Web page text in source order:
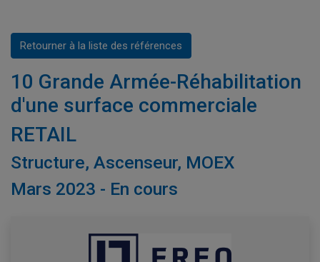
Retourner à la liste des références
10 Grande Armée-Réhabilitation
d'une surface commerciale
RETAIL
Structure, Ascenseur, MOEX
Mars 2023 - En cours